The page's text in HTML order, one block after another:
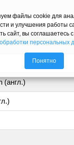
(англ.)
файлы cookie для
и улучшения работы
сайт, вы соглашаетесь
персональных
Понятно